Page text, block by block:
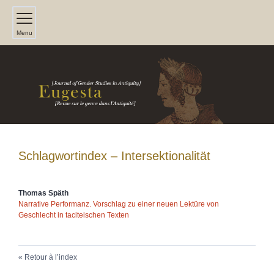
Menu
Schlagwortindex – Intersektionalität
Thomas Späth
Narrative Performanz. Vorschlag zu einer neuen Lektüre von
Geschlecht in taciteischen Texten
Retour à l’index